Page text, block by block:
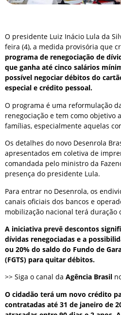
O presidente Luiz Inácio Lula da
feira (4), a medida provisória que
programa de renegociação de
que ganha até cinco salários
possível negociar débitos do
especial e crédito pessoal.
O programa é uma reformulação
renegociação e tem como objetivo
famílias, especialmente aquelas
Os detalhes do novo Desenrola
apresentados em coletiva de
comandada pelo ministro da
presença do presidente Lula.
Para entrar no Desenrola, os
canais oficiais dos bancos e
mobilização nacional terá duração
A iniciativa prevê descontos
dívidas renegociadas e a
ou 20% do saldo do Fundo de
(FGTS) para quitar débitos.
>> Siga o canal da Agência Brasil
O cidadão terá um novo crédito
contratadas até 31 de janeiro de